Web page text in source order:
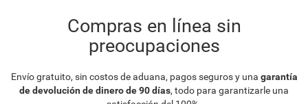
Compras en línea sin
preocupaciones
Envío gratuito, sin costos de aduana, pagos seguros y una garantía
de devolución de dinero de 90 días, todo para garantizarle una